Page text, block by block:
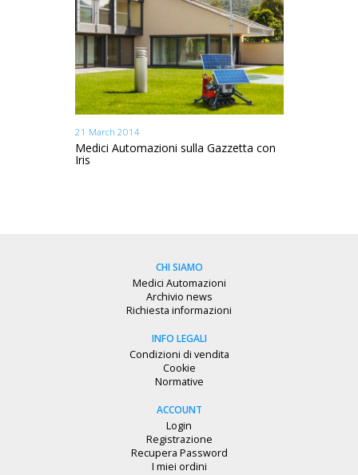
21 March 2014
Medici Automazioni sulla Gazzetta con
Iris
CHI SIAMO
Medici Automazioni
Archivio news
Richiesta informazioni
INFO LEGALI
Condizioni di vendita
Cookie
Normative
ACCOUNT
Login
Registrazione
Recupera Password
I miei ordini